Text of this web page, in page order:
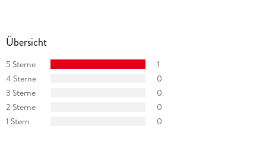
Übersicht
5 Sterne
1
4 Sterne
0
3 Sterne
0
2 Sterne
0
1 Stern
0